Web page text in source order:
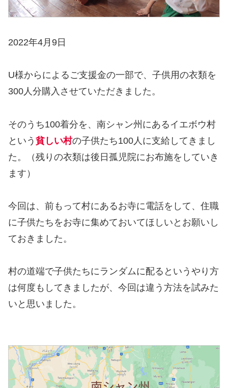
2022年4月9日
U様からによるご支援金の一部で、子供用の衣類を
300人分購入させていただきました。
そのうち100着分を、南シャン州にあるイエボウ村
という 貧しい村の子供たち100人に支給してきまし
た。（残りの衣類は後日孤児院にお布施をしていき
ます）
今回は、前もって村にあるお寺に電話をして、住職
に子供たちをお寺に集めておいてほしいとお願いし
ておきました。
村の道端で子供たちにランダムに配るというやり方
は何度もしてきましたが、今回は違う方法を試みた
いと思いました。